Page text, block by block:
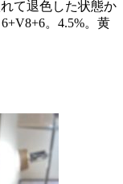
て退色した状態か
。4.5%。黄